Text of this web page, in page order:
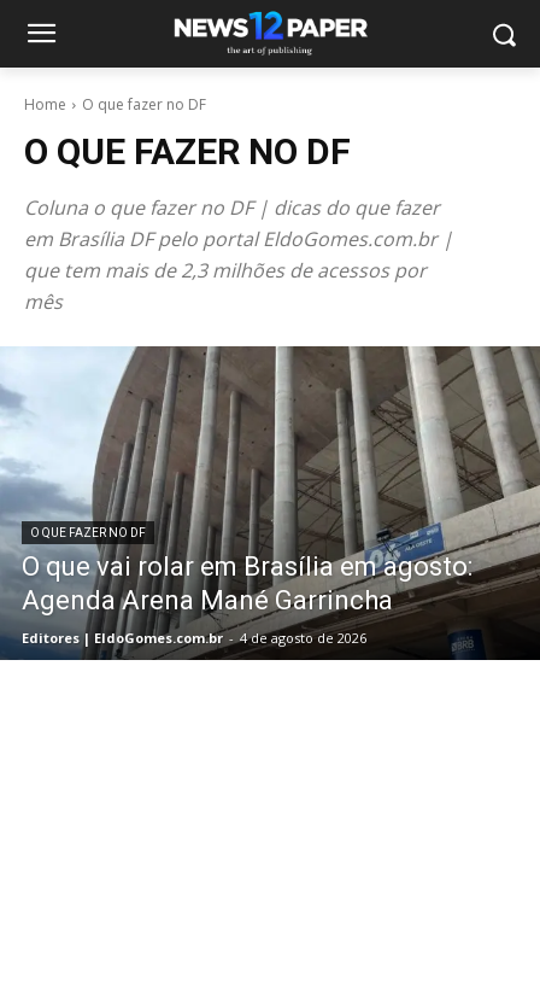
Home O que fazer no DF
O QUE FAZER NO DF
Coluna o que fazer no DF | dicas do que fazer
em Brasília DF pelo portal EldoGomes.com.br |
que tem mais de 2,3 milhões de acessos por
mês
O QUE FAZER NO DF
O que vai rolar em Brasília em agosto:
Agenda Arena Mané Garrincha
Editores | EldoGomes.com.br - 4 de agosto de 2026